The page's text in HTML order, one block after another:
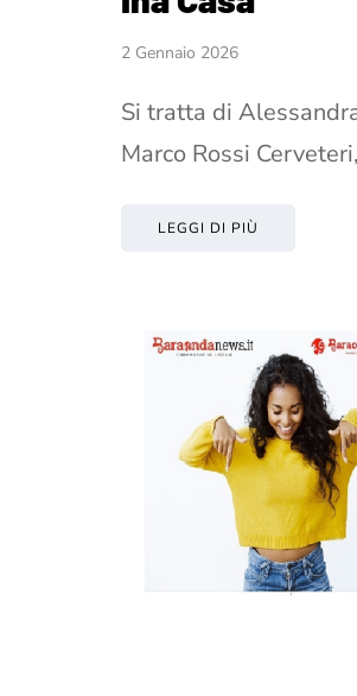
2 Gennaio 2026
Si tratta di
Marco Rossi
LEGGI DI PIÙ